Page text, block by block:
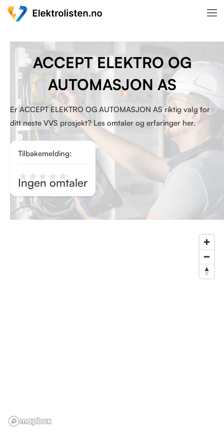
Tilbakemelding:
★ ★ ★ ★ ★
Ingen omtaler
Er ACCEPT ELEKTRO OG AUTOMASJON AS riktig valg for
ditt neste VVS prosjekt? Les omtaler og erfaringer her.
ACCEPT ELEKTRO OG
AUTOMASJON AS